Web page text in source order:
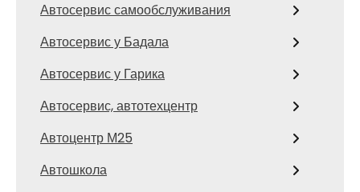
Автосервис самообслуживания
Автосервис у Бадала
Автосервис у Гарика
Автосервис, автотехцентр
Автоцентр М25
Автошкола